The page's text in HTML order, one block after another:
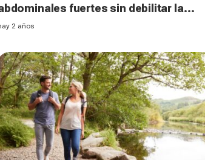
fuertes sin debilitar la
y la zona lumbar
2 años